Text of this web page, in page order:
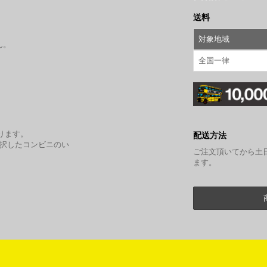
す。
したコンビニのい
送料
対象地域
全国一律
配送方法
ご注文頂いてから土
ます。